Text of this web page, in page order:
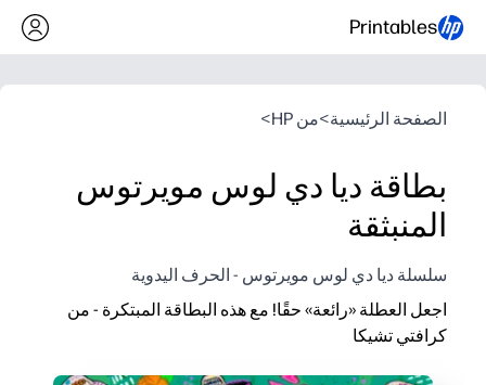
Printables
الصفحة الرئيسية>من HP >
بطاقة ديا دي لوس مويرتوس
المنبثقة
سلسلة ديا دي لوس مويرتوس - الحرف اليدوية
اجعل العطلة «رائعة» حقًا! مع هذه البطاقة المبتكرة - من
كرافتي تشيكا